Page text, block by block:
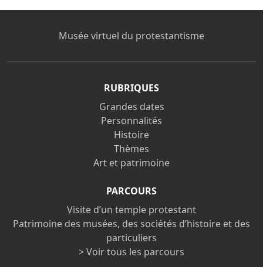
Musée virtuel du protestantisme
RUBRIQUES
Grandes dates
Personnalités
Histoire
Thèmes
Art et patrimoine
PARCOURS
Visite d’un temple protestant
Patrimoine des musées, des sociétés d’histoire et des
particuliers
> Voir tous les parcours